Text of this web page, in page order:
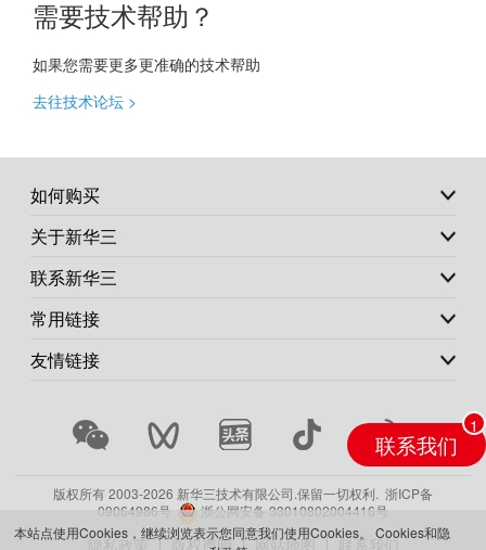
需要技术帮助？
如果您需要更多更准确的技术帮助
去往技术论坛 >
如何购买
关于新华三
联系新华三
常用链接
友情链接
版权所有 2003-2026 新华三技术有限公司.保留一切权利. 浙ICP备
09064986号
浙公网安备 33010802004416号
隐私政策 版权声明 网站地图 联系我们
联系我们
本站点使用Cookies，继续浏览表示您同意我们使用Cookies。 Cookies和隐